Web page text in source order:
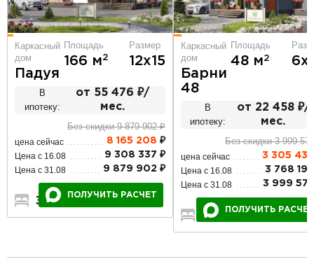
Каркасный
дом
Падуя
Площадь
166 м2
Размер
12х15
В
ипотеку:
от 55 476 ₽/
мес.
Без скидки 9 879 902 ₽
цена сейчас 8 165 208 ₽
Цена с 16.08 9 308 337 ₽
Цена с 31.08 9 879 902 ₽
3
ПОЛУЧИТЬ РАСЧЕТ
Каркасный
дом
Барни
48
Площадь
48 м2
В
ипотеку:
от 22 458 ₽/
мес.
Без скидки 3 999
цена сейчас 3 305 434
Цена с 16.08 3 768
Цена с 31.08 3 999
2
ПОЛУЧИТЬ РАСЧЕТ